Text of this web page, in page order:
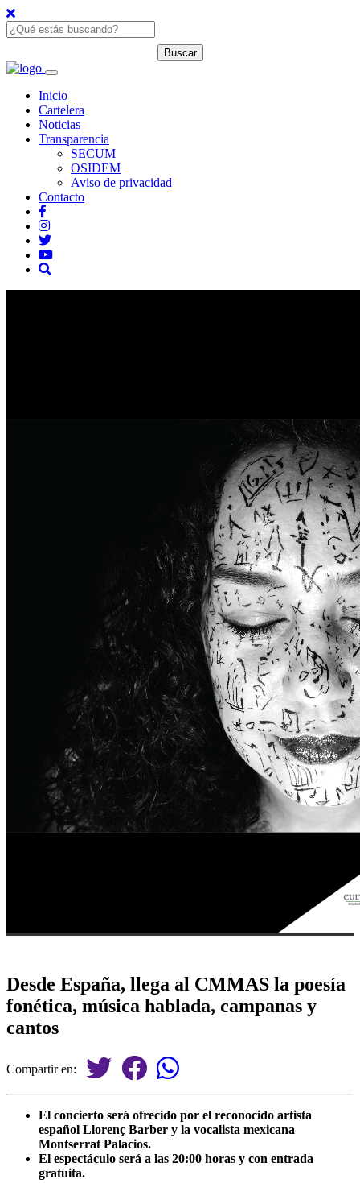
Inicio
Cartelera
Noticias
Transparencia
SECUM
OSIDEM
Aviso de privacidad
Contacto
Desde España, llega al CMMAS la poesía
fonética, música hablada, campanas y
cantos
Compartir en:
El concierto será ofrecido por el reconocido artista
español Llorenç Barber y la vocalista mexicana
Montserrat Palacios.
El espectáculo será a las 20:00 horas y con entrada
gratuita.